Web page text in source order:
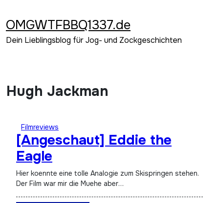
springen
OMGWTFBBQ1337.de
Dein Lieblingsblog für Jog- und Zockgeschichten
Hugh Jackman
Filmreviews
[Angeschaut] Eddie the
Eagle
Hier koennte eine tolle Analogie zum Skispringen stehen.
Der Film war mir die Muehe aber…